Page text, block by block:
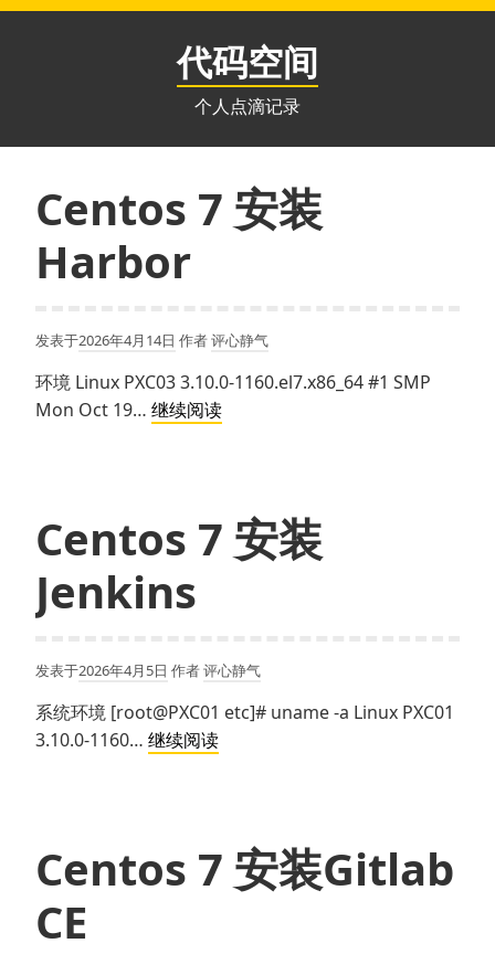
跳
代码空间
个人点滴记录
Centos 7 安装
Harbor
发表于2026年4月14日 作者评心静气
环境 Linux PXC03 3.10.0-1160.el7.x86_64 #1 SMP
Mon Oct 19… 继续阅读Centos
Harbor
Centos 7 安装
Jenkins
发表于2026年4月5日 作者评心静气
系统环境 [root@PXC01 etc]# uname -a Linux PXC01
3.10.0-1160… 继续阅读Centos
Jenkins
Centos 7 安装Gitlab
CE